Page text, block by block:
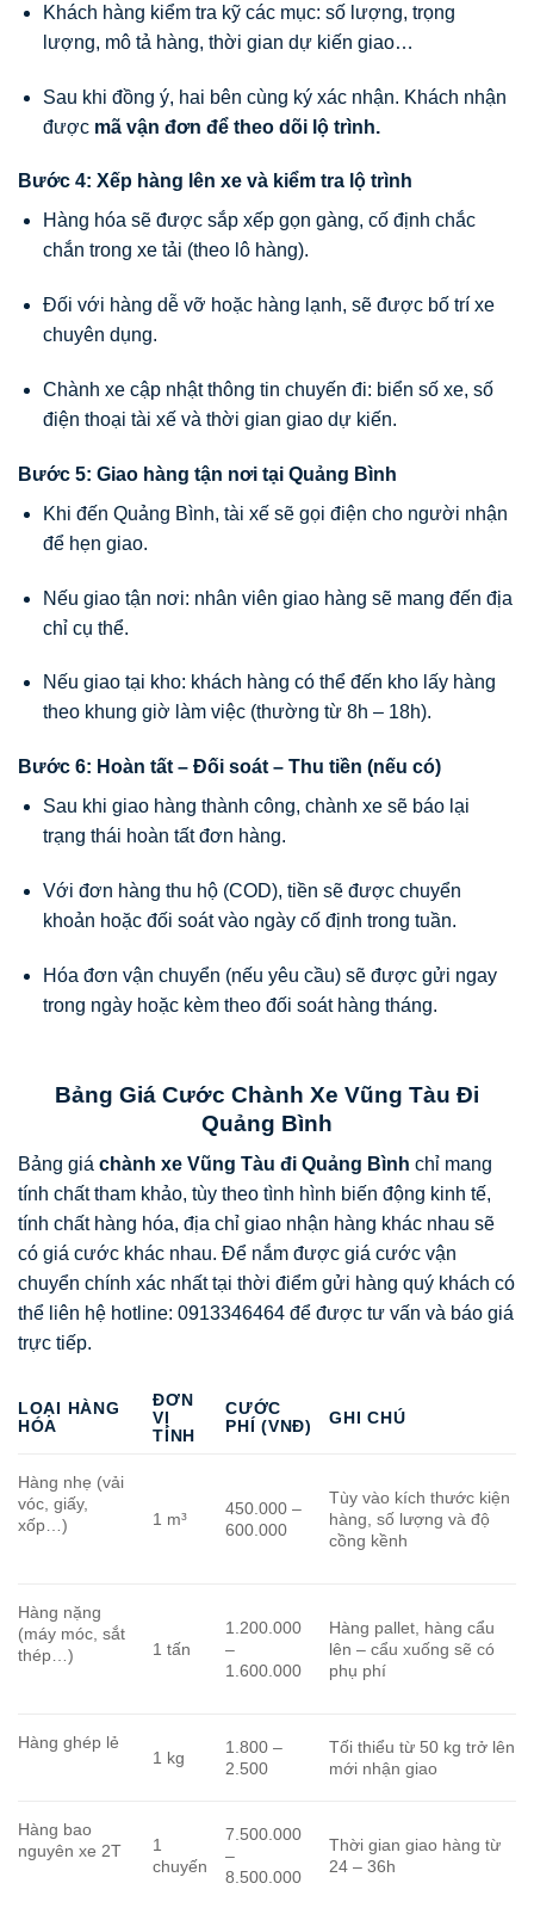
Khách hàng kiểm tra kỹ các mục: số lượng, trọng
lượng, mô tả hàng, thời gian dự kiến giao…
Sau khi đồng ý, hai bên cùng ký xác nhận. Khách nhận
được mã vận đơn để theo dõi lộ trình.
Bước 4: Xếp hàng lên xe và kiểm tra lộ trình
Hàng hóa sẽ được sắp xếp gọn gàng, cố định chắc
chắn trong xe tải (theo lô hàng).
Đối với hàng dễ vỡ hoặc hàng lạnh, sẽ được bố trí xe
chuyên dụng.
Chành xe cập nhật thông tin chuyến đi: biển số xe, số
điện thoại tài xế và thời gian giao dự kiến.
Bước 5: Giao hàng tận nơi tại Quảng Bình
Khi đến Quảng Bình, tài xế sẽ gọi điện cho người nhận
để hẹn giao.
Nếu giao tận nơi: nhân viên giao hàng sẽ mang đến địa
chỉ cụ thể.
Nếu giao tại kho: khách hàng có thể đến kho lấy hàng
theo khung giờ làm việc (thường từ 8h – 18h).
Bước 6: Hoàn tất – Đối soát – Thu tiền (nếu có)
Sau khi giao hàng thành công, chành xe sẽ báo lại
trạng thái hoàn tất đơn hàng.
Với đơn hàng thu hộ (COD), tiền sẽ được chuyển
khoản hoặc đối soát vào ngày cố định trong tuần.
Hóa đơn vận chuyển (nếu yêu cầu) sẽ được gửi ngay
trong ngày hoặc kèm theo đối soát hàng tháng.
Bảng Giá Cước Chành Xe Vũng Tàu Đi
Quảng Bình
Bảng giá chành xe Vũng Tàu đi Quảng Bình chỉ mang
tính chất tham khảo, tùy theo tình hình biến động kinh tế,
tính chất hàng hóa, địa chỉ giao nhận hàng khác nhau sẽ
có giá cước khác nhau. Để nắm được giá cước vận
chuyển chính xác nhất tại thời điểm gửi hàng quý khách có
thể liên hệ hotline: 0913346464 để được tư vấn và báo giá
trực tiếp.
LOẠI HÀNG
HÓA
ĐƠN
VỊ
TÍNH
CƯỚC
PHÍ (VNĐ)
GHI CHÚ
Hàng nhẹ (vải
vóc, giấy,
xốp…)
1 m³
450.000 –
600.000
Tùy vào kích thước kiện
hàng, số lượng và độ
cồng kềnh
Hàng nặng
(máy móc, sắt
thép…)
1 tấn
1.200.000
–
1.600.000
Hàng pallet, hàng cẩu
lên – cẩu xuống sẽ có
phụ phí
Hàng ghép lẻ
1 kg
1.800 –
2.500
Tối thiểu từ 50 kg trở lên
mới nhận giao
Hàng bao
nguyên xe 2T
1
chuyến
7.500.000
–
8.500.000
Thời gian giao hàng từ
24 – 36h